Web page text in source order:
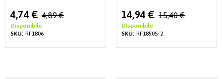
Special
Price
4,74 € 4,89 €
Disponibile
SKU: RF1806
Special
Price
14,94 € 15,40 €
Disponibile
SKU: RF1850S-2